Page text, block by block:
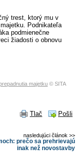
trest, ktorý mu v
Podnikateľa
podmienečne
žiadosti o obnovu
majetku © SITA
Tlač
Pošli
nasledujúci článok >>
prečo sa prehrievajú
inak než novostavby